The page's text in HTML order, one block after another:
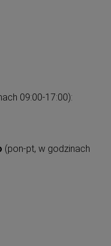
09:00-17:00):
(pon-pt, w godzinach